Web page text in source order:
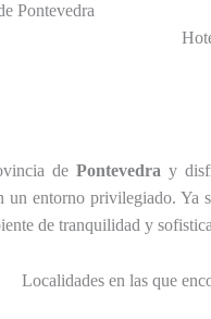
Pontevedra
dePontevedra y
entorno privilegiado. Ya
de tranquilidad y
Localidades en las que